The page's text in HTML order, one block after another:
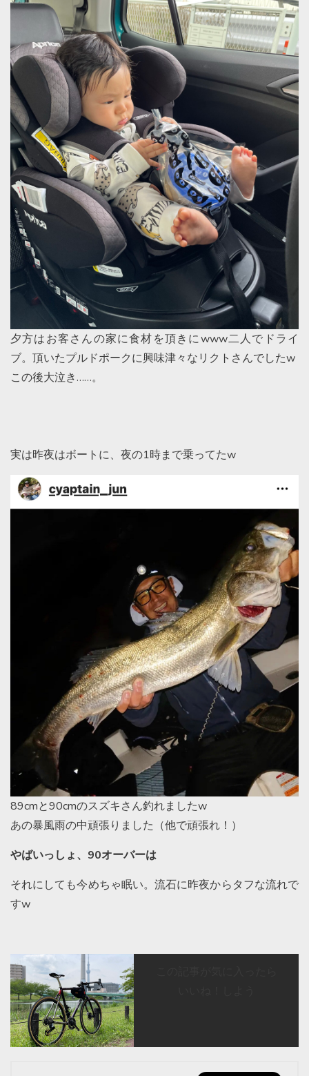
夕方はお客さんの家に食材を頂きにwww二人でドライ
ブ。頂いたプルドポークに興味津々なリクトさんでしたw
この後大泣き……。
実は昨夜はボートに、夜の1時まで乗ってたw
89cmと90cmのスズキさん釣れましたw
あの暴風雨の中頑張りました（他で頑張れ！）
やばいっしょ、90オーバーは
それにしても今めちゃ眠い。流石に昨夜からタフな流れで
すw